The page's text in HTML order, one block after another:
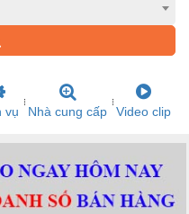
vụ Nhà cung cấp Video clip